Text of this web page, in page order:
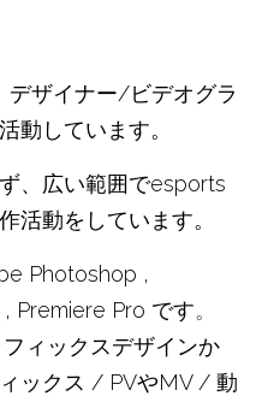
ザイナー/ビデオグラ
動しています。
、広い範囲でesports
活動をしています。
Photoshop ,
Premiere Pro です。
ィックスデザインか
ックス / PVやMV / 動